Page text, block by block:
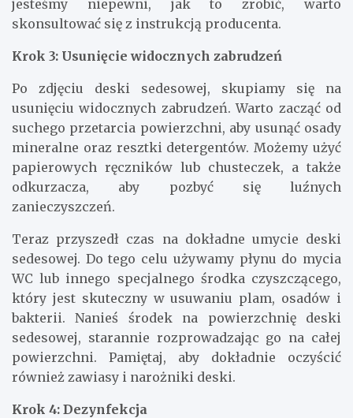
jesteśmy niepewni, jak to zrobić, warto
skonsultować się z instrukcją producenta.
Krok 3: Usunięcie widocznych zabrudzeń
Po zdjęciu deski sedesowej, skupiamy się na
usunięciu widocznych zabrudzeń. Warto zacząć od
suchego przetarcia powierzchni, aby usunąć osady
mineralne oraz resztki detergentów. Możemy użyć
papierowych ręczników lub chusteczek, a także
odkurzacza, aby pozbyć się luźnych
zanieczyszczeń.
Teraz przyszedł czas na dokładne umycie deski
sedesowej. Do tego celu używamy płynu do mycia
WC lub innego specjalnego środka czyszczącego,
który jest skuteczny w usuwaniu plam, osadów i
bakterii. Nanieś środek na powierzchnię deski
sedesowej, starannie rozprowadzając go na całej
powierzchni. Pamiętaj, aby dokładnie oczyścić
również zawiasy i narożniki deski.
Krok 4: Dezynfekcja